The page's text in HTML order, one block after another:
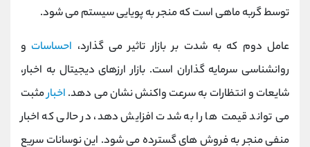
توسط گربه ‌ماهی است که منجر به پویایی سیستم می ‌شود.
عامل دوم که به شدت بر بازار تاثیر می گذارد، احساسات و
روانشناسی سرمایه‌ گذاران است. بازار ارزهای دیجیتال به اخبار،
شایعات و انتظارات به سرعت واکنش نشان می ‌دهد. اخبارمثبت
می‌ تواند قیمت‌ ها را به شدت افزایش دهد، در حالی که اخبار
منفی منجر به فروش ‌های گسترده می ‌شود. این نوسانات سریع